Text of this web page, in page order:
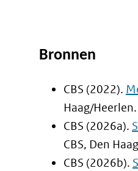
Bronnen
CBS (2022).
Haag/Heerlen.
CBS (2026a).
CBS, Den
CBS (2026b).